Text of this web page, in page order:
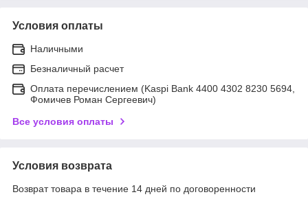
Условия оплаты
Наличными
Безналичный расчет
Оплата перечислением (Kaspi Bank 4400 4302 8230 5694,
Фомичев Роман Сергеевич)
Все условия оплаты
Условия возврата
Возврат товара в течение 14 дней по договоренности